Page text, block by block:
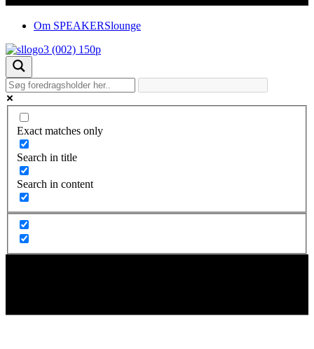
Om SPEAKERSlounge
Exact matches only
Search in title
Search in content